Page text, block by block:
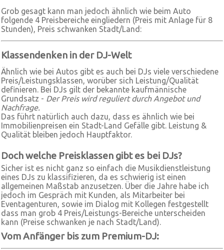
Grob gesagt kann man jedoch ähnlich wie beim Auto
folgende 4 Preisbereiche eingliedern (Preis mit Anlage für 8
Stunden), Preis schwanken Stadt/Land:
Klassendenken in der DJ-Welt
Ähnlich wie bei Autos gibt es auch bei DJs viele verschiedene
Preis/Leistungsklassen, worüber sich Leistung/Qualität
definieren. Bei DJs gilt der bekannte kaufmännische
Grundsatz - Der Preis wird reguliert durch Angebot und
Nachfrage.
Das führt natürlich auch dazu, dass es ähnlich wie bei
Immobilienpreisen ein Stadt-Land Gefälle gibt. Leistung &
Qualität bleiben jedoch Hauptfaktor.
Doch welche Preisklassen gibt es bei DJs?
Sicher ist es nicht ganz so einfach die Musikdienstleistung
eines DJs zu klassifizieren, da es schwierig ist einen
allgemeinen Maßstab anzusetzen. Über die Jahre habe ich
jedoch im Gespräch mit Kunden, als Mitarbeiter bei
Eventagenturen, sowie im Dialog mit Kollegen festgestellt
dass man grob 4 Preis/Leistungs-Bereiche unterscheiden
kann (Preise schwanken je nach Stadt/Land).
Vom Anfänger bis zum Premium-DJ: